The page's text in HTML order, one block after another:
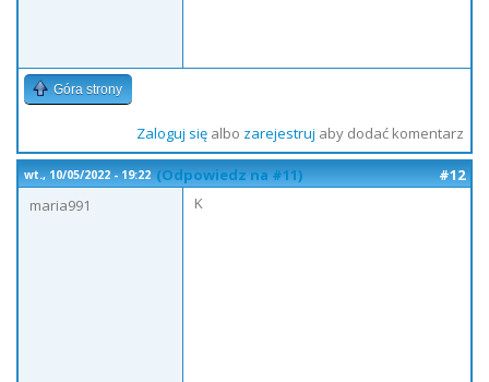
Góra strony
Zaloguj sięalbo zarejestruj aby dodać komentarz
wt., 10/05/2022 - 19:22 (Odpowiedz na #11)
#12
maria991
K